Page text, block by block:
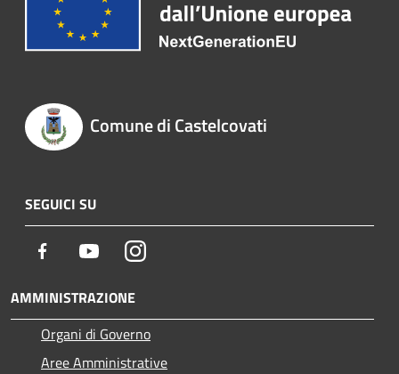
Comune di Castelcovati
SEGUICI SU
Facebook YoutubeInstagram
AMMINISTRAZIONE
Organi di Governo
Aree Amministrative